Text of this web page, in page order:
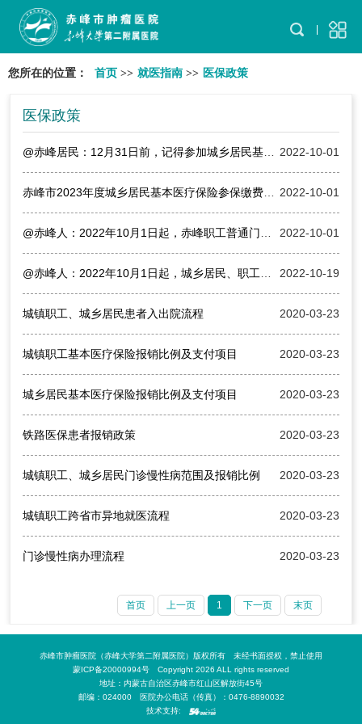
您所在的位置： 首页 >> 就医指南 >> 医保政策
医保政策
2022-10-01
@赤峰居民：12月31日前，记得参加城乡居民基本医疗保险！
2022-10-01
赤峰市2023年度城乡居民基本医疗保险参保缴费政策详解
2022-10-01
@赤峰人：2022年10月1日起，赤峰职工普通门诊看病费用也能报销了！
2022-10-19
@赤峰人：2022年10月1日起，城乡居民、职工医保待遇再提高！
2020-03-23
城镇职工、城乡居民患者入出院流程
2020-03-23
城镇职工基本医疗保险报销比例及支付项目
2020-03-23
城乡居民基本医疗保险报销比例及支付项目
2020-03-23
铁路医保患者报销政策
2020-03-23
城镇职工、城乡居民门诊慢性病范围及报销比例
2020-03-23
城镇职工跨省市异地就医流程
2020-03-23
门诊慢性病办理流程
首页 上一页 1 下一页 末页
赤峰市肿瘤医院（赤峰大学第二附属医院）版权所有 未经书面授权，禁止使用
蒙ICP备20000994号 Copyright 2026 ALL rights reserved
地址：内蒙古自治区赤峰市红山区解放街45号
邮编：024000 医院办公电话（传真）：0476-8890032
技术支持: